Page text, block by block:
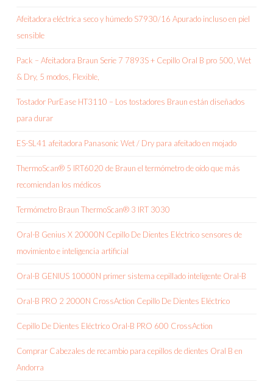
Afeitadora eléctrica seco y húmedo S7930/16 Apurado incluso en piel
sensible
Pack – Afeitadora Braun Serie 7 7893S + Cepillo Oral B pro 500, Wet
& Dry, 5 modos, Flexible,
Tostador PurEase HT3110 – Los tostadores Braun están diseñados
para durar
ES-SL41 afeitadora Panasonic Wet / Dry para afeitado en mojado
ThermoScan® 5 IRT6020 de Braun el termómetro de oído que más
recomiendan los médicos
Termómetro Braun ThermoScan® 3 IRT 3030
Oral-B Genius X 20000N Cepillo De Dientes Eléctrico sensores de
movimiento e inteligencia artificial
Oral-B GENIUS 10000N primer sistema cepillado inteligente Oral-B
Oral-B PRO 2 2000N CrossAction Cepillo De Dientes Eléctrico
Cepillo De Dientes Eléctrico Oral-B PRO 600 CrossAction
Comprar Cabezales de recambio para cepillos de dientes Oral B en
Andorra